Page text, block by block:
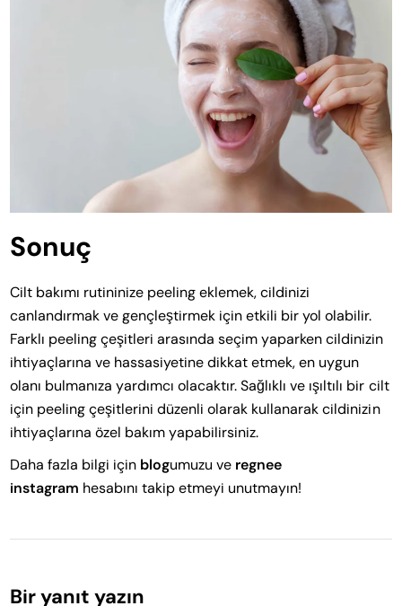
Sonuç
Cilt bakımı rutininize peeling eklemek, cildinizi
canlandırmak ve gençleştirmek için etkili bir yol olabilir.
Farklı peeling çeşitleri arasında seçim yaparken cildinizin
ihtiyaçlarına ve hassasiyetine dikkat etmek, en uygun
olanı bulmanıza yardımcı olacaktır. Sağlıklı ve ışıltılı bir cilt
için peeling çeşitlerini düzenli olarak kullanarak cildinizin
ihtiyaçlarına özel bakım yapabilirsiniz.
Daha fazla bilgi için blogumuzu ve regnee
instagram hesabını takip etmeyi unutmayın!
Bir yanıt yazın